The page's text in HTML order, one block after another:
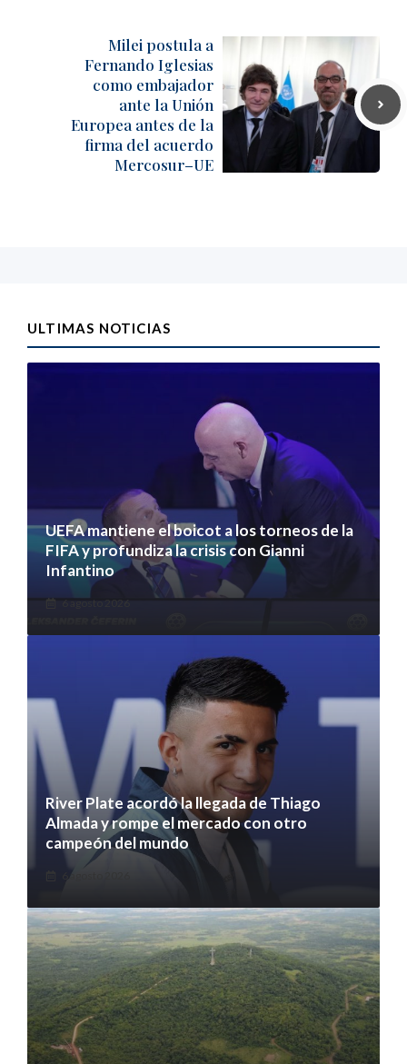
Milei postula a
Fernando Iglesias
como embajador
ante la Unión
Europea antes de la
firma del acuerdo
Mercosur–UE
ULTIMAS NOTICIAS
UEFA mantiene el boicot a los torneos de la
FIFA y profundiza la crisis con Gianni
Infantino
6 agosto 2026
River Plate acordó la llegada de Thiago
Almada y rompe el mercado con otro
campeón del mundo
6 agosto 2026